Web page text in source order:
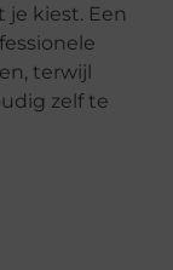
je kiest. Een
terwijl
zelf te